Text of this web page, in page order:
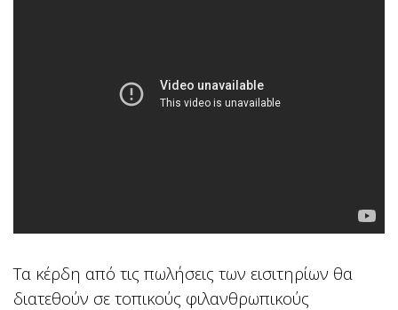
Τα κέρδη από τις πωλήσεις των εισιτηρίων θα
διατεθούν σε τοπικούς φιλανθρωπικούς